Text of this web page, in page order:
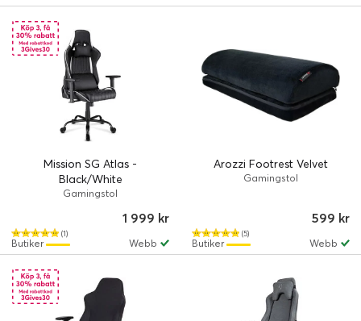
Mission SG Atlas -
Black/White
Gamingstol
(1)
1 999 kr
Webb
Butiker
Arozzi Footrest Velvet
Gamingstol
(5)
599 kr
Webb
Butiker